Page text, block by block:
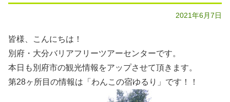
2021年6月7日
皆様、こんにちは！
別府・大分バリアフリーツアーセンターです。
本日も別府市の観光情報をアップさせて頂きます。
第28ヶ所目の情報は「わんこの宿ゆるり」です！！